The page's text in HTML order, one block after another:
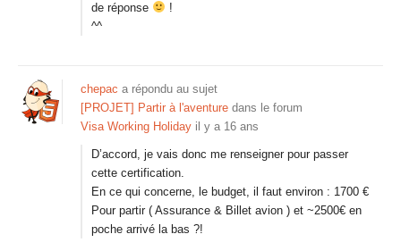
de réponse
!
^^
chepac a répondu au sujet
[PROJET] Partir à l'aventure dans le forum
Visa Working Holiday il y a 16 ans
D’accord, je vais donc me renseigner pour passer
cette certification.
En ce qui concerne, le budget, il faut environ : 1700 €
Pour partir ( Assurance & Billet avion ) et ~2500€ en
poche arrivé la bas ?!